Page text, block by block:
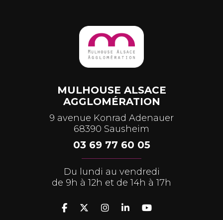
MULHOUSE ALSACE
AGGLOMÉRATION
9 avenue Konrad Adenauer
68390 Sausheim
03 69 77 60 05
Du lundi au vendredi
de 9h à 12h et de 14h à 17h